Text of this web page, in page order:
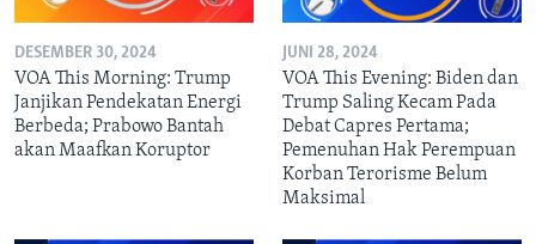
DESEMBER 30, 2024
VOA This Morning: Trump
Janjikan Pendekatan Energi
Berbeda; Prabowo Bantah
akan Maafkan Koruptor
JUNI 28, 2024
VOA This Evening: Biden dan
Trump Saling Kecam Pada
Debat Capres Pertama;
Pemenuhan Hak Perempuan
Korban Terorisme Belum
Maksimal